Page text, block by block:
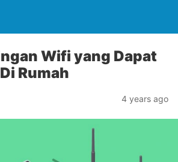
Wifi yang Dapat
Rumah
4 years ago